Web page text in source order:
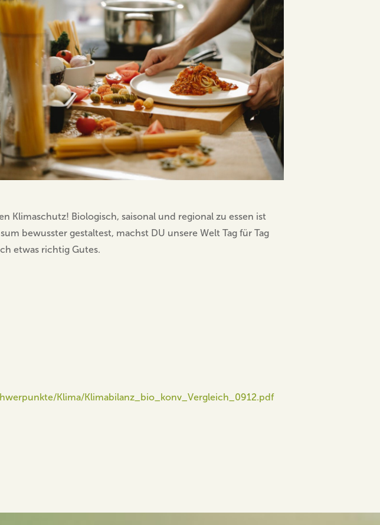
Klimaschutz! Biologisch, saisonal und regional zu essen ist
bewusster gestaltest, machst DU unsere Welt Tag für Tag
etwas richtig Gutes.
Klima/Klimabilanz_bio_konv_Vergleich_0912.pdf